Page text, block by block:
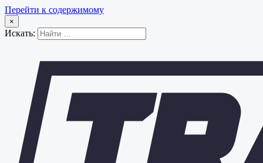
Перейти к содержимому
×
Искать: